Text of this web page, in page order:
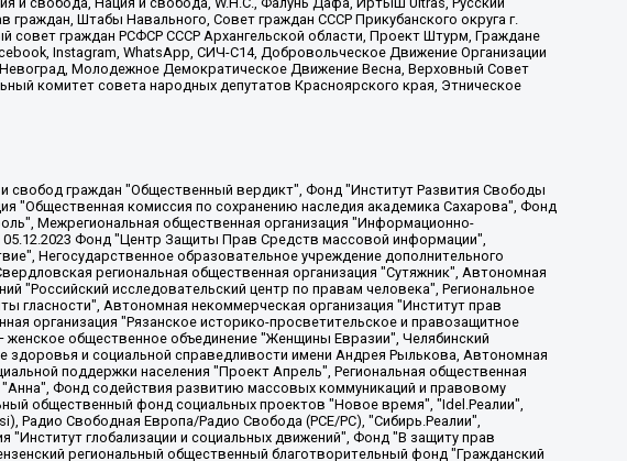
Штабы Навального, Совет граждан СССР Прикубанского округа г.
граждан РСФСР СССР Архангельской области, Проект Штурм, Граждане
Instagram, WhatsApp, СИЧ-С14, Добровольческое Движение Организации
Молодежное Демократическое Движение Весна, Верховный Совет
комитет совета народных депутатов Красноярского края, Этническое
"Москоу диджитал медиа", с 26.01.2023 Общество с ограниченной ответственностью "Чайка Белые сады", Ветошкина Валерия Валерьевна, Заговора Максим Александрович, Межрегиональное общественное движение "Российская ЛГБТ - сеть", Оленичев Максим Владимирович, Павлов Иван Юрьевич, Скворцова Елена Сергеевна, Общество с ограниченной ответственностью "Как бы инагент", Кочетков Игорь Викторович, Общество с ограниченной ответственностью "Честные выборы", Еланчик Олег Александрович, Общество с ограниченной ответственностью "Нобелевский призыв", Гималова Регина Эмилевна, Григорьев Андрей Валерьевич, Григорьева Алина Александровна, Ассоциация по содействию защите прав призывников, альтернативнослужащих и военнослужащих "Правозащитная группа "Гражданин.Армия.Право", Хисамова Регина Фаритовна, Автономная некоммерческая организация по реализации социально-правовых программ "Лилит", Дальневосточное общественное движение "Маяк", Санкт-Петербургская ЛГБТ-инициативная группа "Выход", Инициативная группа ЛГБТ+ "Реверс", Алексеев Андрей Викторович, Бекбулатова Таисия Львовна, Беляев Иван Михайлович, Владыкина Елена Сергеевна, Гельман Марат Александрович, Никульшина Вероника Юрьевна, Толоконникова Надежда Андреевна, Шендерович Виктор Анатольевич, Общество с ограниченной ответственностью "Данное сообщение", Общество с ограниченной ответственностью Издательский дом "Новая глава", Айнбиндер Александра Александровна, Московский комьюнити-центр для ЛГБТ+инициатив, Благотворительный фонд развития филантропии, Deutsche Welle (Германия, Kurt-Schumacher-Strasse 3, 53113 Bonn), Борзунова Мария Михайловна, Воробьев Виктор Викторович, Голубева Анна Львовна, Константинова Алла Михайловна, Малкова Ирина Владимировна, Мурадов Мурад Абдулгалимович, Осетинская Елизавета Николаевна, Понасенков Евгений Николаевич, Ганапольский Матвей Юрьевич, Киселев Евгений Алексеевич, Борухович Ирина Григорьевна, Дремин Иван Тимофеевич, Дубровский Дмитрий Викторович, Красноярская региональная общественная организация поддержки и развития альтернативных образовательных технологий и межкультурных коммуникаций "ИНТЕРРА", Маяковская Екатерина Алексеевна, Фейгин Марк Захарович, Филимонов Андрей Викторович, Дзугкоева Регина Николаевна, Доброхотов Роман Александрович, Дудь Юрий Александрович, Елкин Сергей Владимирович, Кругликов Кирилл Игоревич, Сабунаева Мария Леонидовна, Семенов Алексей Владимирович, Шаинян Карен Багратович, Шульман Екатерина Михайловна, Асафьев Артур Валерьевич, Вахштайн Виктор Семенович, Венедиктов Алексей Алексеевич, Лушникова Екатерина Евгеньевна, Волков Леонид Михайлович, Невзоров Александр Глебович, Пархоменко Сергей Борисович, Сироткин Ярослав Николаевич, Кара-Мурза Владимир Владимирович, Баранова Наталья Владимировна, Гозман Леонид Яковлевич, Кагарлицкий Борис Юльевич, Климарев Михаил Валерьевич, Милов Владимир Станиславович, Автономная некоммерческая организация Краснодарский центр современного искусства "Типография", Моргенштерн Алишер Тагирович, Соболь Любовь Эдуардовна, Общество с ограниченной ответственностью "ЛИЗА НОРМ", Каспаров Гарри Кимович, Ходорковский Михаил Борисович, Общество с ограниченной ответственностью "Апрельские тезисы", Данилович Ирина Брониславовна, Кашин Олег Владимирович, Петров Николай Владимирович, Пивоваров Алексей Владимирович, Соколов Михаил Владимирович, Цветкова Юлия Владимировна, Чичваркин Евгений Александрович, Комитет против пыток/Команда против пыток, Общество с ограниченной ответственностью "Первый научный", Общество с ограниченной ответственностью "Вертолет и ко", Белоцерковская Вероника Борисовна, Кац Максим Евгеньевич, Лазарева Татьяна Юрьевна, Шаведдинов Руслан Табризович, Яшин Илья Валерьевич, Общество с ограниченной ответственностью "Иноагент ААВ", Алешковский Дмитрий Петрович, Альбац Евгения Марковна, Быков Дмитрий Львович, Галямина Юлия Евгеньевна, Лойко Сергей Леонидович, Мартынов Кирилл Константинович, Медведев Сергей Александрович, Крашенинников Федор Геннадиевич, Гордеева Катерина Вл